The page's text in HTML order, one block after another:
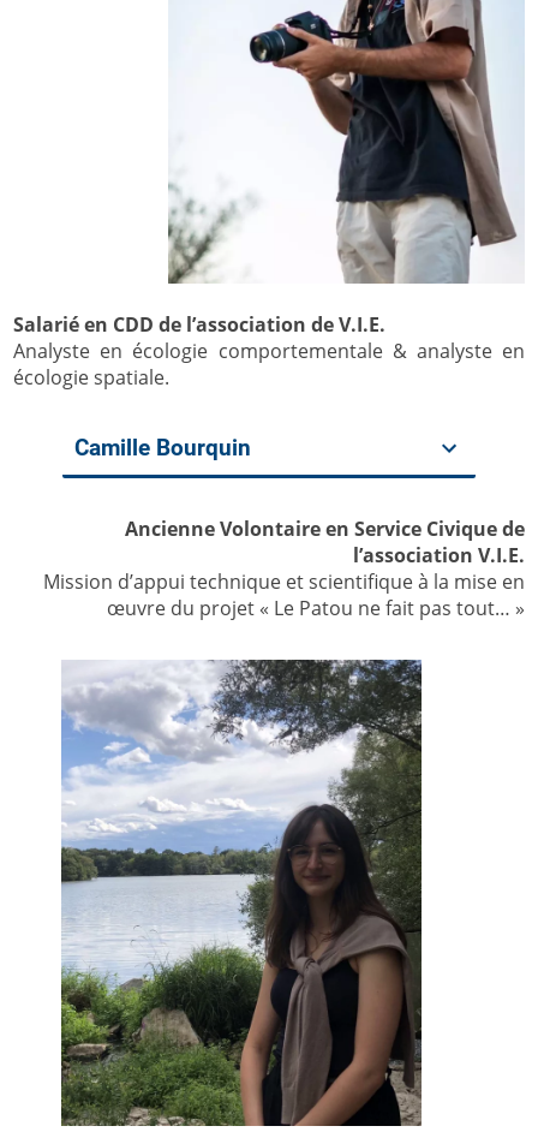
Salarié en CDD de l’association de V.I.E.
Analyste en écologie comportementale & analyste en
écologie spatiale.
Camille Bourquin
Ancienne Volontaire en Service Civique de
l’association V.I.E.
Mission d’appui technique et scientifique à la mise en
œuvre du projet « Le Patou ne fait pas tout… »